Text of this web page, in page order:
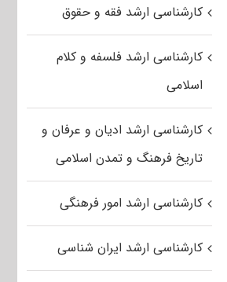
کارشناسی ارشد فقه و حقوق
کارشناسی ارشد فلسفه و کلام
اسلامی
کارشناسی ارشد ادیان و عرفان و
تاریخ فرهنگ و تمدن اسلامی
کارشناسی ارشد امور فرهنگی
کارشناسی ارشد ایران شناسی